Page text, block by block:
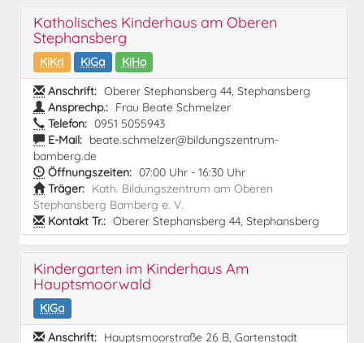
Katholisches Kinderhaus am Oberen
Stephansberg
KiKri KiGa
KiHo
Anschrift: Oberer Stephansberg 44, Stephansberg
Ansprechp.: Frau Beate Schmelzer
Telefon: 0951 5055943
E-Mail: beate.schmelzer@bildungszentrum-
bamberg.de
Öffnungszeiten: 07:00 Uhr - 16:30 Uhr
Träger: Kath. Bildungszentrum am Oberen
Stephansberg Bamberg e. V.
Kontakt Tr.: Oberer Stephansberg 44, Stephansberg
Kindergarten im Kinderhaus Am
Hauptsmoorwald
KiGa
Anschrift: Hauptsmoorstraße 26 B, Gartenstadt